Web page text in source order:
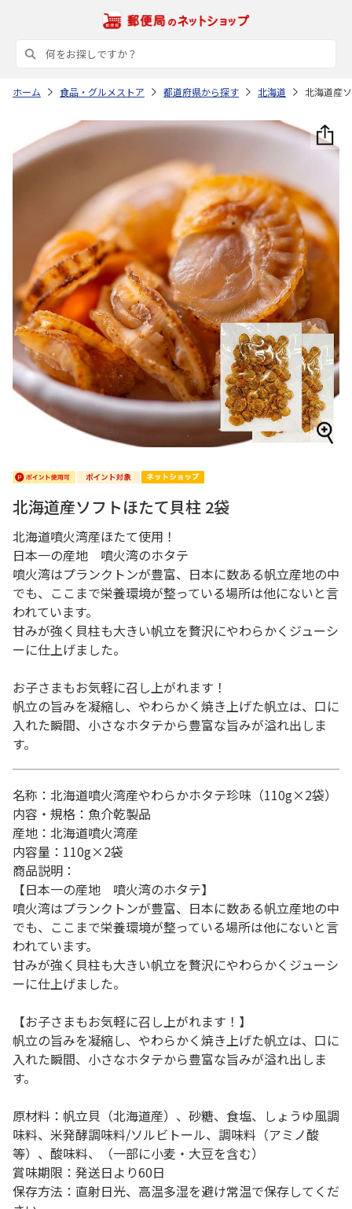
ホーム 食品・グルメストア 都道府県から探す 北海道 北海道産
北海道産ソフトほたて貝柱 2袋
北海道噴火湾産ほたて使用！
日本一の産地 噴火湾のホタテ
噴火湾はプランクトンが豊富、日本に数ある帆立産地の中
でも、ここまで栄養環境が整っている場所は他にないと言
われています。
甘みが強く貝柱も大きい帆立を贅沢にやわらかくジューシ
ーに仕上げました。
お子さまもお気軽に召し上がれます！
帆立の旨みを凝縮し、やわらかく焼き上げた帆立は、口に
入れた瞬間、小さなホタテから豊富な旨みが溢れ出しま
す。
名称：北海道噴火湾産やわらかホタテ珍味（110g×2袋）
内容・規格：魚介乾製品
産地：北海道噴火湾産
内容量：110g×2袋
商品説明：
【日本一の産地 噴火湾のホタテ】
噴火湾はプランクトンが豊富、日本に数ある帆立産地の中
でも、ここまで栄養環境が整っている場所は他にないと言
われています。
甘みが強く貝柱も大きい帆立を贅沢にやわらかくジューシ
ーに仕上げました。
【お子さまもお気軽に召し上がれます！】
帆立の旨みを凝縮し、やわらかく焼き上げた帆立は、口に
入れた瞬間、小さなホタテから豊富な旨みが溢れ出しま
す。
原材料：帆立貝（北海道産）、砂糖、食塩、しょうゆ風調
味料、米発酵調味料/ソルビトール、調味料（アミノ酸
等）、酸味料、（一部に小麦・大豆を含む）
賞味期限：発送日より60日
保存方法：直射日光、高温多湿を避け常温で保存してくだ